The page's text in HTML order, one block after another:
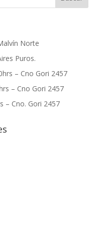
Norte
Puros.
– Cno Gori 2457
– Cno Gori 2457
– Cno. Gori 2457